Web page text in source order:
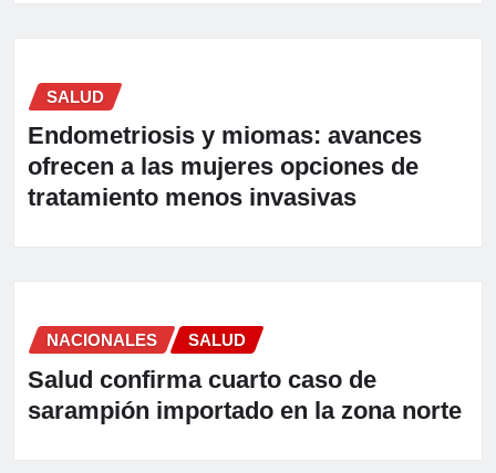
SALUD
Endometriosis y miomas: avances
ofrecen a las mujeres opciones de
tratamiento menos invasivas
NACIONALES SALUD
Salud confirma cuarto caso de
sarampión importado en la zona norte